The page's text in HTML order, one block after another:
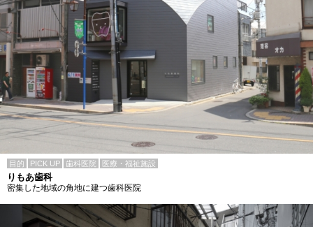
目的 PICK UP 歯科医院 医療・福祉施設
りもあ歯科
密集した地域の角地に建つ歯科医院